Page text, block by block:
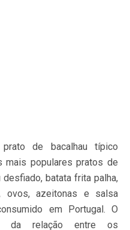
de bacalhau típico
mais populares pratos de
batata frita palha,
azeitonas e salsa
em Portugal. O
da relação entre os